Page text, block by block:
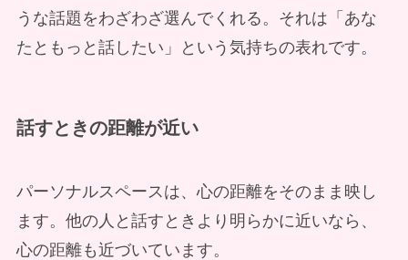
うな話題をわざわざ選んでくれる。それは「あな
たともっと話したい」という気持ちの表れです。
話すときの距離が近い
パーソナルスペースは、心の距離をそのまま映し
ます。他の人と話すときより明らかに近いなら、
心の距離も近づいています。